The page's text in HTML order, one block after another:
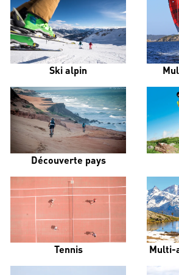
Ski alpin
Découverte pays
Tennis Multi-